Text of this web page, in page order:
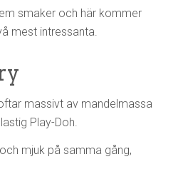
smaker och här kommer
mest intressanta.
massivt av mandelmassa
Play-Doh.
mjuk på samma gång,